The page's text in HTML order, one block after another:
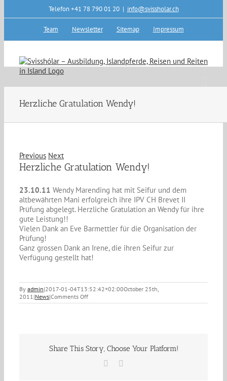
Telefon +41 78 790 01 20 | info@svissholar.ch
Team Newsletter Sitemap Impressum
Herzliche Gratulation Wendy!
Previous Next
Herzliche Gratulation Wendy!
23.10.11 Wendy Marending hat mit Seifur und dem
altbewährten Mani erfolgreich ihre IPV CH Brevet II
Prüfung abgelegt. Herzliche Gratulation an Wendy für ihre
gute Leistung!!
Vielen Dank an Eve Barmettler für die Organisation der
Prüfung!
Ganz grossen Dank an Irene, die ihren Seifur zur
Verfügung gestellt hat!
By admin|2017-01-04T13:52:42+02:00October 25th,
2011 |News|Comments Offon
Herzliche
Share This Story, Choose Your Platform!
Facebook